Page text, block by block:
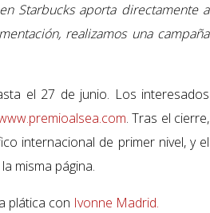
Starbucks aporta directamente a
realizamos una campaña
el 27 de junio. Los interesados
. Tras el cierre,
internacional de primer nivel, y el
misma página.
plática con Ivonne Madrid.